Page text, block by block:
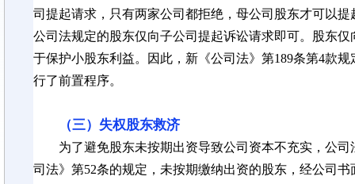
司提起请求，只有两家公司都拒绝，母公司股东才可以
公司法规定的股东仅向子公司提起诉讼请求即可。股东
于保护小股东利益。因此，新《公司法》第189条第4款
行了前置程序。
（三）失权股东救济
为了避免股东未按期出资导致公司资本不充实，公
司法》第52条的规定，未按期缴纳出资的股东，经公司